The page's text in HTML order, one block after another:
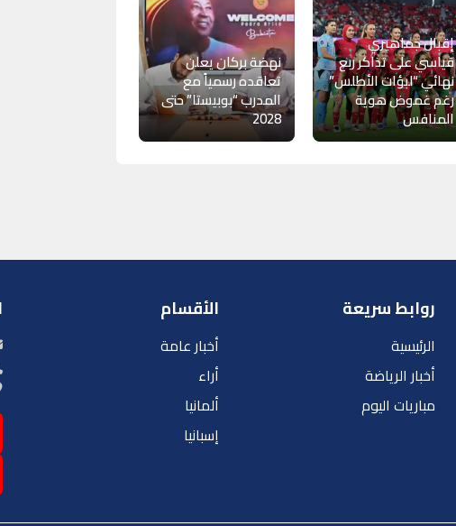
إقبال جماهيري
قياسي على تذاكر ربع
نهائي “لبؤات الأطلس”
رغم غموض هوية
المنافس
نهضة بركان يعلن
تعاقده رسمياً مع
المدرب “بوبيستا” حتى
2028
روابط سريعة
الرئيسية
أخبار الرياضة
مباريات اليوم
الأقسام
أخبار عامة
أراء
ألمانيا
إسبانيا